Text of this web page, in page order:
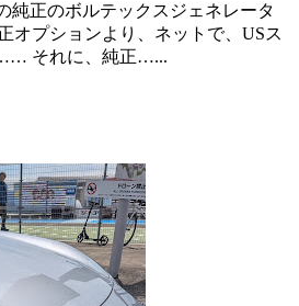
純正のボルテックスジェネレータ
オプションより、ネットで、USス
それに、純正…...